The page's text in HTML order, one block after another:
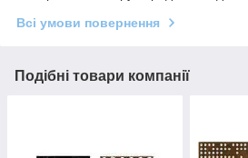
Всі умови повернення
Подібні товари компанії